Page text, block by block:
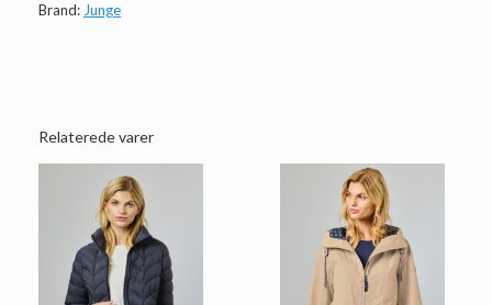
Brand: Junge
Relaterede varer